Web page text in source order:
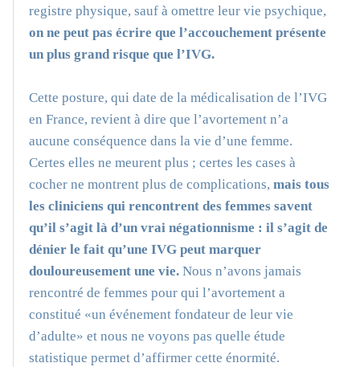
registre physique, sauf à omettre leur vie psychique,
on ne peut pas écrire que l’accouchement présente
un plus grand risque que l’IVG.
Cette posture, qui date de la médicalisation de l’IVG
en France, revient à dire que l’avortement n’a
aucune conséquence dans la vie d’une femme.
Certes elles ne meurent plus ; certes les cases à
cocher ne montrent plus de complications,mais tous
les cliniciens qui rencontrent des femmes savent
qu’il s’agit là d’un vrai négationnisme : il s’agit de
dénier le fait qu’une IVG peut marquer
douloureusement une vie. Nous n’avons jamais
rencontré de femmes pour qui l’avortement a
constitué «un événement fondateur de leur vie
d’adulte» et nous ne voyons pas quelle étude
statistique permet d’affirmer cette énormité.